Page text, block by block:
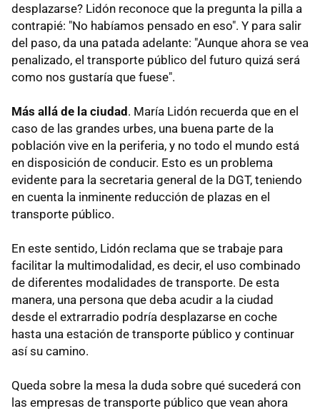
desplazarse? Lidón reconoce que la pregunta la pilla a
contrapié: "No habíamos pensado en eso". Y para salir
del paso, da una patada adelante: "Aunque ahora se vea
penalizado, el transporte público del futuro quizá será
como nos gustaría que fuese".
Más allá de la ciudad. María Lidón recuerda que en el
caso de las grandes urbes, una buena parte de la
población vive en la periferia, y no todo el mundo está
en disposición de conducir. Esto es un problema
evidente para la secretaria general de la DGT, teniendo
en cuenta la inminente reducción de plazas en el
transporte público.
En este sentido, Lidón reclama que se trabaje para
facilitar la multimodalidad, es decir, el uso combinado
de diferentes modalidades de transporte. De esta
manera, una persona que deba acudir a la ciudad
desde el extrarradio podría desplazarse en coche
hasta una estación de transporte público y continuar
así su camino.
Queda sobre la mesa la duda sobre qué sucederá con
las empresas de transporte público que vean ahora